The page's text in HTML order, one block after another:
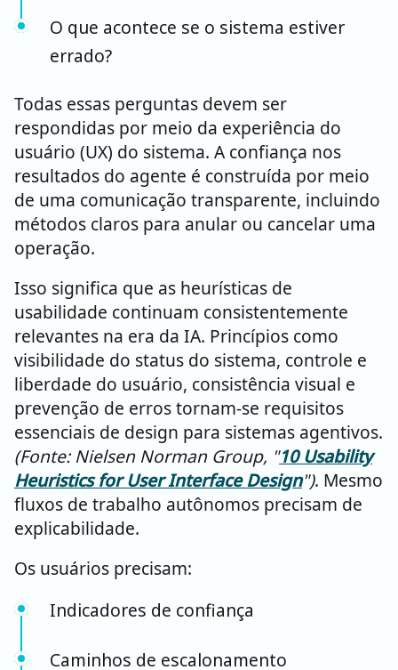
O que acontece se o sistema estiver
errado?
Todas essas perguntas devem ser
respondidas por meio da experiência do
usuário (UX) do sistema. A confiança nos
resultados do agente é construída por meio
de uma comunicação transparente, incluindo
métodos claros para anular ou cancelar uma
operação.
Isso significa que as heurísticas de
usabilidade continuam consistentemente
relevantes na era da IA. Princípios como
visibilidade do status do sistema, controle e
liberdade do usuário, consistência visual e
prevenção de erros tornam-se requisitos
essenciais de design para sistemas agentivos.
(Fonte: Nielsen Norman Group, "10 Usability
Heuristics for User Interface Design"). Mesmo
fluxos de trabalho autônomos precisam de
explicabilidade.
Os usuários precisam:
Indicadores de confiança
Caminhos de escalonamento